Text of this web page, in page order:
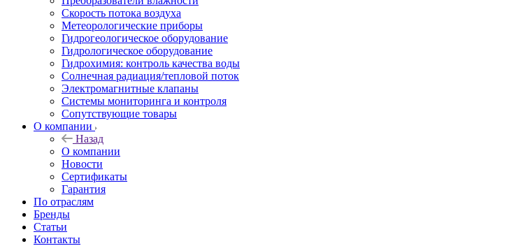
Скорость потока воздуха
Метеорологические приборы
Гидрогеологическое оборудование
Гидрологическое оборудование
Гидрохимия: контроль качества воды
Солнечная радиация/тепловой поток
Электромагнитные клапаны
Системы мониторинга и контроля
Сопутствующие товары
О компании
Назад
О компании
Новости
Сертификаты
Гарантия
По отраслям
Бренды
Статьи
Контакты